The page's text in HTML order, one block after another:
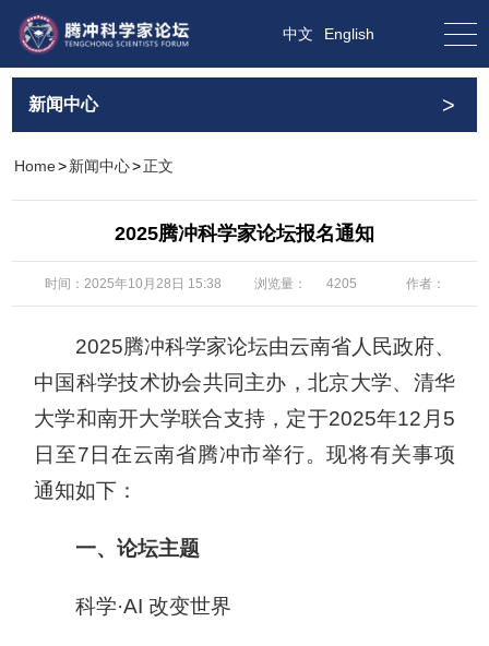
English
中文
新闻中心 >
Home>新闻中心>正文
2025腾冲科学家论坛报名通知
时间：2025年10月28日 15:38 浏览量： 4205 作者：
2025腾冲科学家论坛由云南省人民政府、
中国科学技术协会共同主办，北京大学、清华
大学和南开大学联合支持，定于2025年12月5
日至7日在云南省腾冲市举行。现将有关事项
通知如下：
一、论坛主题
科学·AI 改变世界